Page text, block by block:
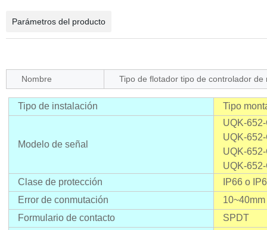
Parámetros del producto
Nombre Tipo de flotador tipo de controlador
Tipo de instalación Tipo
Modelo de señal
UQK-
UQK-
UQK-
UQK-
Clase de protección
IP66 o
Error de conmutación
10~40mm
Formulario de contacto
SPDT